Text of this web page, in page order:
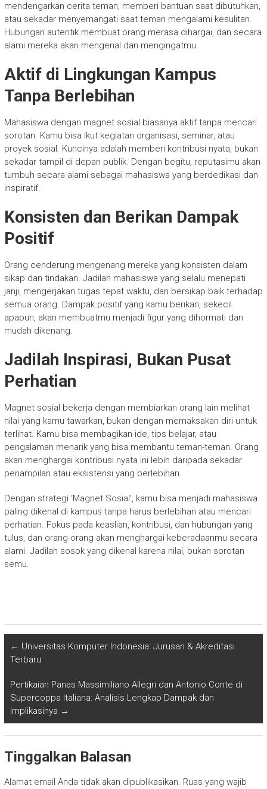
mendengarkan cerita teman, memberi bantuan saat dibutuhkan,
atau sekadar menyemangati saat teman mengalami kesulitan.
Hubungan autentik membuat orang merasa dihargai, dan secara
alami mereka akan mengenal dan mengingatmu.
Aktif di Lingkungan Kampus
Tanpa Berlebihan
Mahasiswa dengan magnet sosial biasanya aktif tanpa mencari
sorotan. Kamu bisa ikut kegiatan organisasi, seminar, atau
proyek sosial. Kuncinya adalah memberi kontribusi nyata, bukan
sekadar tampil di depan publik. Dengan begitu, reputasimu akan
tumbuh secara alami sebagai mahasiswa yang berdedikasi dan
inspiratif.
Konsisten dan Berikan Dampak
Positif
Orang cenderung mengenang mereka yang konsisten dalam
sikap dan tindakan. Jadilah mahasiswa yang selalu menepati
janji, mengerjakan tugas tepat waktu, dan bersikap baik terhadap
semua orang. Dampak positif yang kamu berikan, sekecil
apapun, akan membuatmu menjadi figur yang dihormati dan
mudah dikenang.
Jadilah Inspirasi, Bukan Pusat
Perhatian
Magnet sosial bekerja dengan membiarkan orang lain melihat
nilai yang kamu tawarkan, bukan dengan memaksakan diri untuk
terlihat. Kamu bisa membagikan ide, tips belajar, atau
pengalaman menarik yang bisa membantu teman-teman. Orang
akan menghargai kontribusi nyata ini lebih daripada sekadar
penampilan atau eksistensi yang berlebihan.
Dengan strategi ‘Magnet Sosial’, kamu bisa menjadi mahasiswa
paling dikenal di kampus tanpa harus berlebihan atau mencari
perhatian. Fokus pada keaslian, kontribusi, dan hubungan yang
tulus, dan orang-orang akan menghargai keberadaanmu secara
alami. Jadilah sosok yang dikenal karena nilai, bukan sorotan
semu.
← Universitas Komputer Indonesia: Jurusan & Akreditasi
Terbaru
Pertikaian Panas Massimiliano Allegri dan Antonio Conte di
Supercoppa Italiana: Analisis Lengkap Dampak dan
Implikasinya →
Tinggalkan Balasan
Alamat email Anda tidak akan dipublikasikan. Ruas yang wajib